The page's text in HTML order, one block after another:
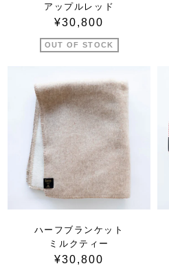
アップルレッド
¥30,800
OUT OF STOCK
ハーフブランケット
ミルクティー
¥30,800